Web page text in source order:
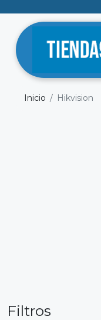
Inicio Hikvision
Filtros